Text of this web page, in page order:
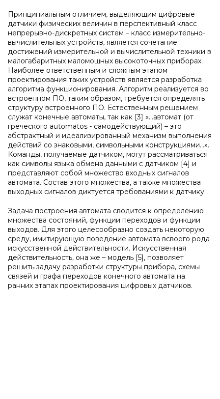
Принципиальным отличием, выделяющим цифровые
датчики физических величин в перспективный класс
непрерывно-дискретных систем – класс измерительно-
вычислительных устройств, является сочетание
достижений измерительной и вычислительной техники в
малогабаритных маломощных высокоточных приборах.
Наиболее ответственным и сложным этапом
проектирования таких устройств является разработка
алгоритма функционирования. Алгоритм реализуется во
встроенном ПО, таким образом, требуется определять
структуру встроенного ПО. Естественным решением
служат конечные автоматы, так как [3] «…автомат (от
греческого automatos - самодействующий) – это
абстрактный и идеализированный механизм выполнения
действий со знаковыми, символьными конструкциями…».
Команды, получаемые датчиком, могут рассматриваться
как символы языка обмена данными с датчиком [4] и
представляют собой множество входных сигналов
автомата. Состав этого множества, а также множества
выходных сигналов диктуется требованиями к датчику.
Задача построения автомата сводится к определению
множества состояний, функции переходов и функции
выходов. Для этого целесообразно создать некоторую
среду, имитирующую поведение автомата всвоего рода
искусственной действительности. Искусственная
действительность, она же – модель [5], позволяет
решить задачу разработки структуры прибора, схемы
связей и графа переходов конечного автомата на
ранних этапах проектирования цифровых датчиков.